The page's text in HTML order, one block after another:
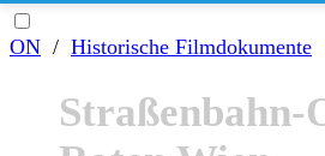
ON / Historische Filmdokumente
Straßenbahn-